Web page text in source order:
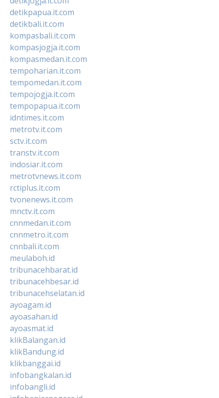
detikpapua.it.com
detikbali.it.com
kompasbali.it.com
kompasjogja.it.com
kompasmedan.it.com
tempoharian.it.com
tempomedan.it.com
tempojogja.it.com
tempopapua.it.com
idntimes.it.com
metrotv.it.com
sctv.it.com
transtv.it.com
indosiar.it.com
metrotvnews.it.com
rctiplus.it.com
tvonenews.it.com
mnctv.it.com
cnnmedan.it.com
cnnmetro.it.com
cnnbali.it.com
meulaboh.id
tribunacehbarat.id
tribunacehbesar.id
tribunacehselatan.id
ayoagam.id
ayoasahan.id
ayoasmat.id
klikBalangan.id
klikBandung.id
klikbanggai.id
infobangkalan.id
infobangli.id